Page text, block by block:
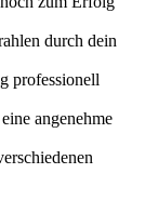
durch dein
professionell
angenehme